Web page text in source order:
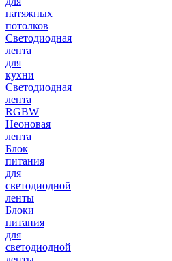
натяжных
потолков
Светодиодная
лента
для
кухни
Светодиодная
лента
RGBW
Неоновая
лента
Блок
питания
для
светодиодной
ленты
Блоки
питания
для
светодиодной